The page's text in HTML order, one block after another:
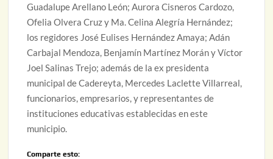
Guadalupe Arellano León; Aurora Cisneros Cardozo,
Ofelia Olvera Cruz y Ma. Celina Alegría Hernández;
los regidores José Eulises Hernández Amaya; Adán
Carbajal Mendoza, Benjamín Martínez Morán y Víctor
Joel Salinas Trejo; además de la ex presidenta
municipal de Cadereyta, Mercedes Laclette Villarreal,
funcionarios, empresarios, y representantes de
instituciones educativas establecidas en este
municipio.
Comparte esto: